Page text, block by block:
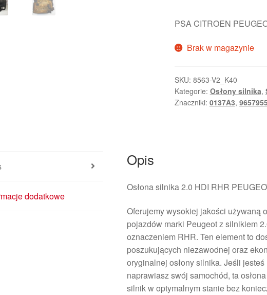
PSA CITROEN
Brak w magazynie
SKU: 8563-V2_K40
Kategorie: Osłony silnika,
Znaczniki: 0137A3,
dodatkowe
Opis
Osłona silnika 2.0 HDI RHR
Oferujemy wysokiej jakości używaną
pojazdów marki Peugeot z silnikiem
oznaczeniem RHR. Ten element to
poszukujących niezawodnej oraz
oryginalnej osłony silnika. Jeśli
naprawiasz swój samochód, ta
silnik w optymalnym stanie bez